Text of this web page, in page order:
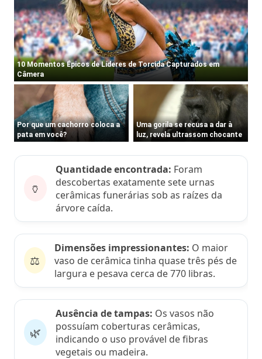
🏺
Quantidade encontrada: Foram
descobertas exatamente sete urnas
cerâmicas funerárias sob as raízes da
árvore caída.
⚖️
Dimensões impressionantes: O maior
vaso de cerâmica tinha quase três pés de
largura e pesava cerca de 770 libras.
🌿
Ausência de tampas: Os vasos não
possuíam coberturas cerâmicas,
indicando o uso provável de fibras
vegetais ou madeira.